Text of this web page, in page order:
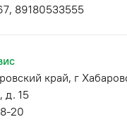
89180533555
край, г
д. 15
20